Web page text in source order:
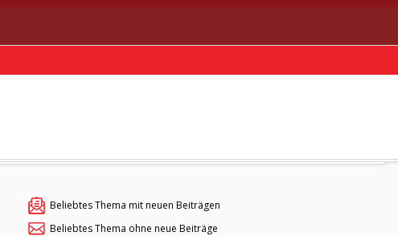
Beliebtes Thema mit neuen Beiträgen
Beliebtes Thema ohne neue Beiträge